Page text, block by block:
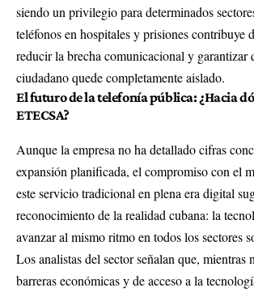
siendo un privilegio para determinados
teléfonos en hospitales y prisiones contribuye
reducir la brecha comunicacional y garantizar
ciudadano quede completamente aislado.
El futuro de la telefonía pública: ¿Hacia
ETECSA?
Aunque la empresa no ha detallado cifras
expansión planificada, el compromiso con el
este servicio tradicional en plena era digital
reconocimiento de la realidad cubana: la
avanzar al mismo ritmo en todos los sectores
Los analistas del sector señalan que, mientras
barreras económicas y de acceso a la